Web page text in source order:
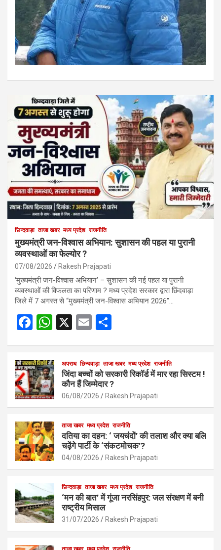
छिन्दवाड़ा ताजा खबर मध्य प्रदेश राजनीति
मुख्यमंत्री जन-विश्वास अभियान: सुशासन की पहल या पुरानी
व्यवस्थाओं का फेल्योर ?
07/08/2026 Rakesh Prajapati
‘मुख्यमंत्री जन-विश्वास अभियान’ – सुशासन की नई पहल या पुरानी
व्यवस्थाओं की विफलता का परिणाम ? मध्य प्रदेश सरकार द्वारा छिंदवाड़ा
जिले में 7 अगस्त से “मुख्यमंत्री जन-विश्वास अभियान 2026”…
F
b
o
o
k
W
s
A
p
p
X
E
e
अपराध छिन्दवाड़ा ताजा खबर मध्य प्रदेश राजनीति
जिंदा बच्चों को सरकारी रिकॉर्ड में मार रहा सिस्टम !
कौन हैं जिम्मेदार ?
06/08/2026 Rakesh Prajapati
ताजा खबर मध्य प्रदेश राजनीति
दतिया का दहन: ‘ जयचंदों’ की तलाश और क्या बलि
चढ़ेंगे पार्टी के ‘संकटमोचक’?
04/08/2026 Rakesh Prajapati
छिन्दवाड़ा ताजा खबर मध्य प्रदेश राजनीति
‘मन की बात’ में गूंजा नरसिंहपुर: जल संरक्षण में बनी
राष्ट्रीय मिसाल
31/07/2026 Rakesh Prajapati